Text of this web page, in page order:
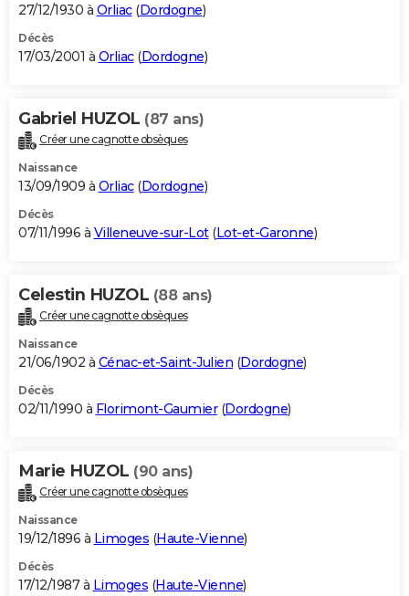
27/12/1930 à Orliac(Dordogne)
Décès
17/03/2001 à Orliac(Dordogne)
Gabriel HUZOL (87 ans)
Créer une cagnotte obsèques
Naissance
13/09/1909 à Orliac(Dordogne)
Décès
07/11/1996 à Villeneuve-sur-Lot(Lot-et-Garonne)
Celestin HUZOL (88 ans)
Créer une cagnotte obsèques
Naissance
21/06/1902 à Cénac-et-Saint-Julien (Dordogne)
Décès
02/11/1990 à Florimont-Gaumier(Dordogne)
Marie HUZOL (90 ans)
Créer une cagnotte obsèques
Naissance
19/12/1896 à Limoges (Haute-Vienne)
Décès
17/12/1987 à Limoges (Haute-Vienne)